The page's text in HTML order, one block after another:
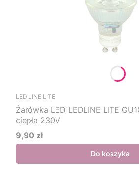
LED LINE LITE
Żarówka LED LEDLINE LITE
ciepła 230V
Cena
9,90 zł
Do koszyka